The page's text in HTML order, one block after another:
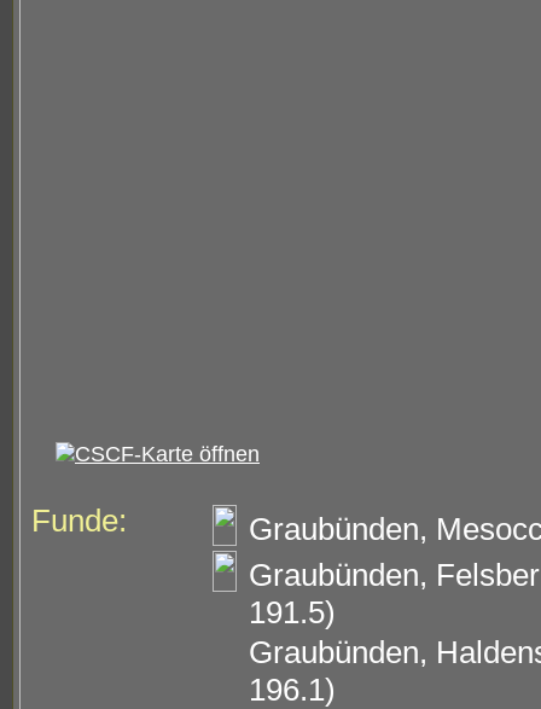
Funde:
Graubünden,
Graubünden,
191.5)
Graubünden,
196.1)